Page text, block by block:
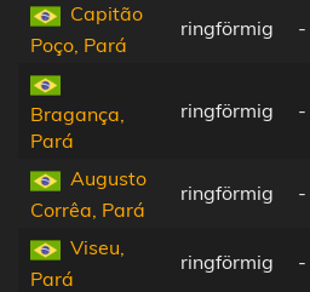
Capitão
Poço, Pará
ringförmig -
Bragança,
Pará
ringförmig -
Augusto
Corrêa, Pará
ringförmig -
Viseu,
Pará
ringförmig -